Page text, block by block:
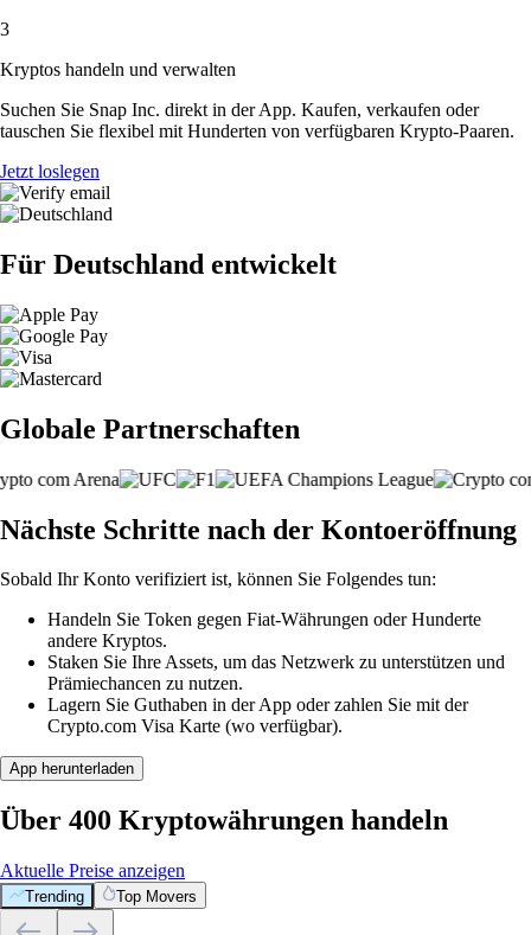
3
Kryptos handeln und verwalten
Suchen Sie Snap Inc. direkt in der App. Kaufen, verkaufen oder
tauschen Sie flexibel mit Hunderten von verfügbaren Krypto-Paaren.
Jetzt loslegen
Für Deutschland entwickelt
Globale Partnerschaften
Nächste Schritte nach der Kontoeröffnung
Sobald Ihr Konto verifiziert ist, können Sie Folgendes tun:
Handeln Sie Token gegen Fiat-Währungen oder Hunderte
andere Kryptos.
Staken Sie Ihre Assets, um das Netzwerk zu unterstützen und
Prämiechancen zu nutzen.
Lagern Sie Guthaben in der App oder zahlen Sie mit der
Crypto.com Visa Karte (wo verfügbar).
App herunterladen
Über 400 Kryptowährungen handeln
Aktuelle Preise anzeigen
Trending Top Movers